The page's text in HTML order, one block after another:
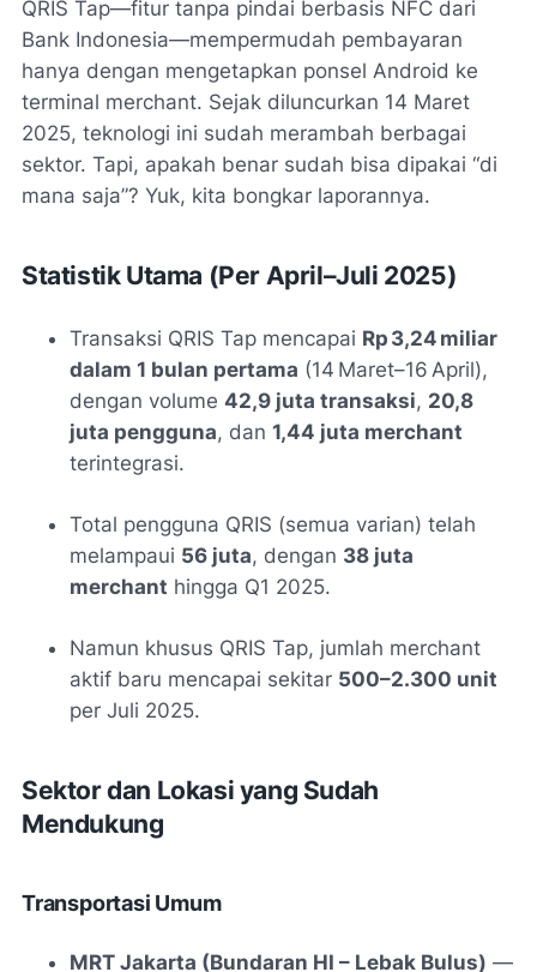
QRIS Tap—fitur tanpa pindai berbasis NFC dari
Bank Indonesia—mempermudah pembayaran
hanya dengan mengetapkan ponsel Android ke
terminal merchant. Sejak diluncurkan 14 Maret
2025, teknologi ini sudah merambah berbagai
sektor. Tapi, apakah benar sudah bisa dipakai “di
mana saja”? Yuk, kita bongkar laporannya.
Statistik Utama (Per April–Juli 2025)
Transaksi QRIS Tap mencapai Rp 3,24 miliar
dalam 1 bulan pertama (14 Maret–16 April),
dengan volume 42,9 juta transaksi, 20,8
juta pengguna, dan 1,44 juta merchant
terintegrasi.
Total pengguna QRIS (semua varian) telah
melampaui 56 juta, dengan 38 juta
merchant hingga Q1 2025.
Namun khusus QRIS Tap, jumlah merchant
aktif baru mencapai sekitar 500–2.300 unit
per Juli 2025.
Sektor dan Lokasi yang Sudah
Mendukung
Transportasi Umum
MRT Jakarta (Bundaran HI – Lebak Bulus) —